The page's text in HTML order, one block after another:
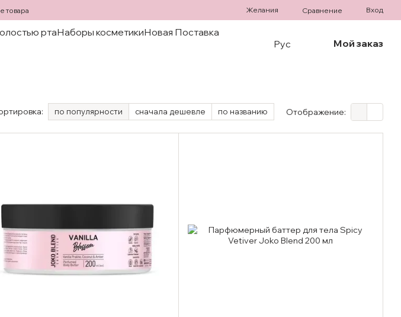
товара Желания Сравнение Вход
ртаНаборы косметикиНовая Поставка
Рус Мой заказ
по популярности сначала дешевле по названию Отображение: